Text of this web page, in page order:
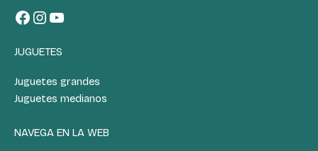
JUGUETES
Juguetes grandes
Juguetes medianos
NAVEGA EN LA WEB